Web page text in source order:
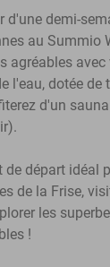
d'une demi-
au Summio
agréables
l'eau, dotée de
d'un
de départ idéal
de la Frise,
les
!